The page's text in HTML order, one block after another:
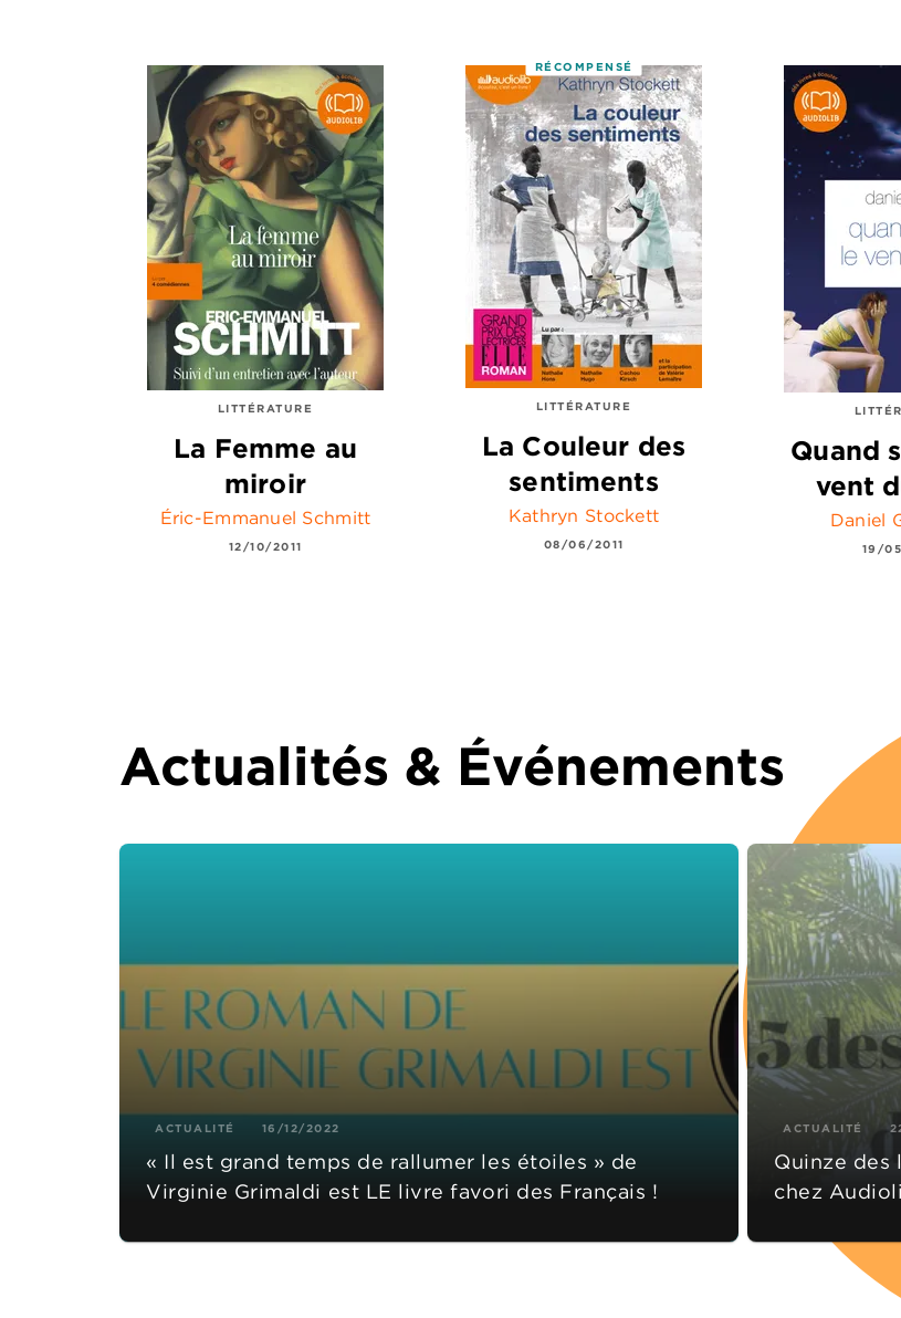
LITTÉRATURE
La Femme au
miroir
Éric-Emmanuel Schmitt
12/10/2011
RÉCOMPENSÉ
LITTÉRATURE
La Couleur des
sentiments
Kathryn Stockett
08/06/2011
Quand
vent
Daniel
19/
Actualités & Événements
ACTUALITÉ 16/12/2022
« Il est grand temps de rallumer les étoiles » de
Virginie Grimaldi est LE livre favori des Français !
ACTUALITÉ
Quinze des
chez